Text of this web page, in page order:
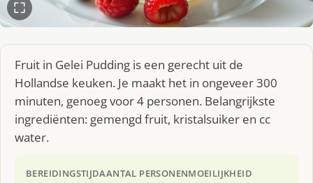
Fruit in Gelei Pudding is een gerecht uit de
Hollandse keuken. Je maakt het in ongeveer 300
minuten, genoeg voor 4 personen. Belangrijkste
ingrediënten: gemengd fruit, kristalsuiker en cc
water.
BEREIDINGSTIJDAANTAL PERSONENMOEILIJKHEID